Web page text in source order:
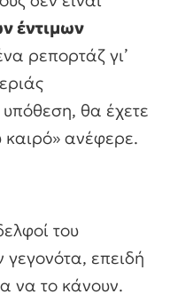
έντιμων
ρεπορτάζ γι’
θα έχετε
ανέφερε.
του
επειδή
να το κάνουν.